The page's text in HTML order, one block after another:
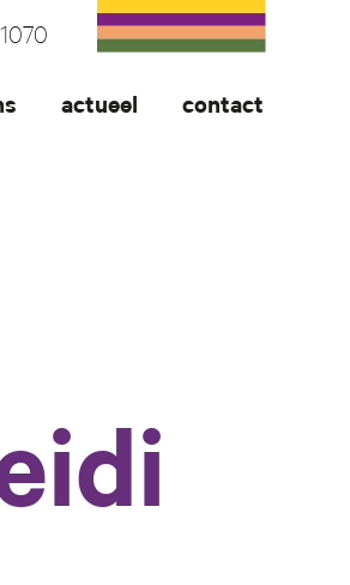
actueel contact